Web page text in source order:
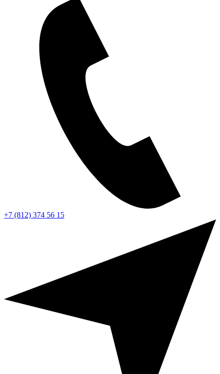
+7 (812) 374 56 15